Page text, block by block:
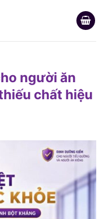
người ăn
chất hiệu